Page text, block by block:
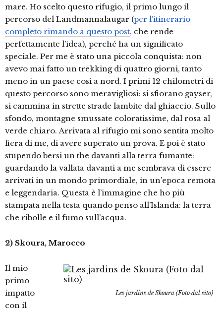
mare. Ho scelto questo rifugio, il primo lungo il
percorso del Landmannalaugar (per l’itinerario
completo rimando a questo post, che rende
perfettamente l’idea), perché ha un significato
speciale. Per me è stato una piccola conquista: non
avevo mai fatto un trekking di quattro giorni, tanto
meno in un paese così a nord. I primi 12 chilometri di
questo percorso sono meravigliosi: si sfiorano gayser,
si cammina in strette strade lambite dal ghiaccio. Sullo
sfondo, montagne smussate coloratissime, dal rosa al
verde chiaro. Arrivata al rifugio mi sono sentita molto
fiera di me, di avere superato un prova. E poi è stato
stupendo bersi un the davanti alla terra fumante:
guardando la vallata davanti a me sembrava di essere
arrivati in un mondo primordiale, in un’epoca remota
e leggendaria. Questa è l’immagine che ho più
stampata nella testa quando penso all’Islanda: la terra
che ribolle e il fumo sull’acqua.
2) Skoura, Marocco
Les jardins de Skoura (Foto dal sito)
Il mio
primo
impatto
con il